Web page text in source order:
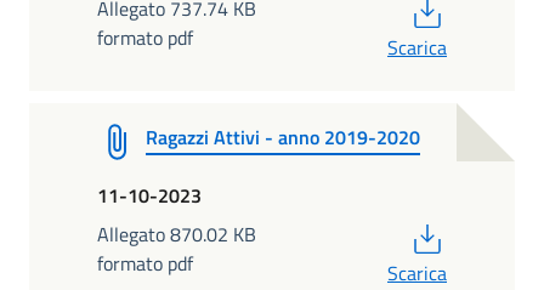
Allegato 737.74 KB
formato pdf
Scarica
Ragazzi Attivi - anno 2019-2020
11-10-2023
Allegato 870.02 KB
formato pdf
Scarica